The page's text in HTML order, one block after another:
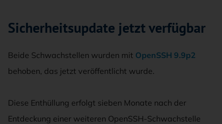
Sicherheitsupdate jetzt verfügbar
Beide Schwachstellen wurden mit OpenSSH 9.9p2
behoben, das jetzt veröffentlicht wurde.
Diese Enthüllung erfolgt sieben Monate nach der
Entdeckung einer weiteren OpenSSH-Schwachstelle